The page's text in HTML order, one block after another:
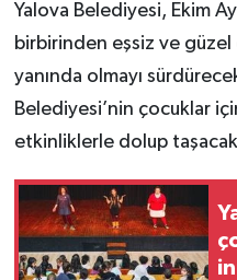
Yalova Belediyesi, Ekim
birbirinden eşsiz ve
yanında olmayı
Belediyesi’nin çocuklar
etkinliklerle dolup